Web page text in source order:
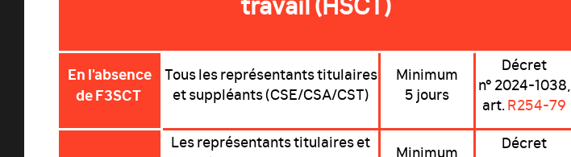
En l'absence
de F3SCT
Tous les représentants titulaires
et suppléants (CSE/CSA/CST)
Minimum
5 jours
Décret
n° 2024-1038,
art.R254-79
Les représentants titulaires et
Minimum
Décret